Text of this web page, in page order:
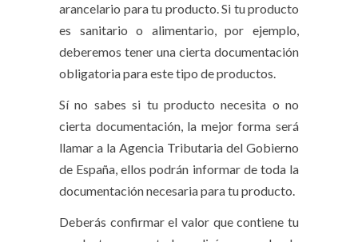
arancelario para tu producto. Si tu producto
es sanitario o alimentario, por ejemplo,
deberemos tener una cierta documentación
obligatoria para este tipo de productos.
Sí no sabes si tu producto necesita o no
cierta documentación, la mejor forma será
llamar a la Agencia Tributaria del Gobierno
de España, ellos podrán informar de toda la
documentación necesaria para tu producto.
Deberás confirmar el valor que contiene tu